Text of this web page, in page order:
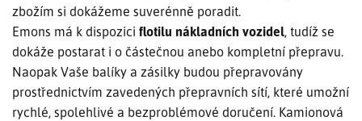
zbožím si dokážeme suverénně poradit.
Emons má k dispozici flotilu nákladních vozidel, tudíž se
dokáže postarat i o částečnou anebo kompletní přepravu.
Naopak Vaše balíky a zásilky budou přepravovány
prostřednictvím zavedených přepravních sítí, které umožní
rychlé, spolehlivé a bezproblémové doručení. Kamionová